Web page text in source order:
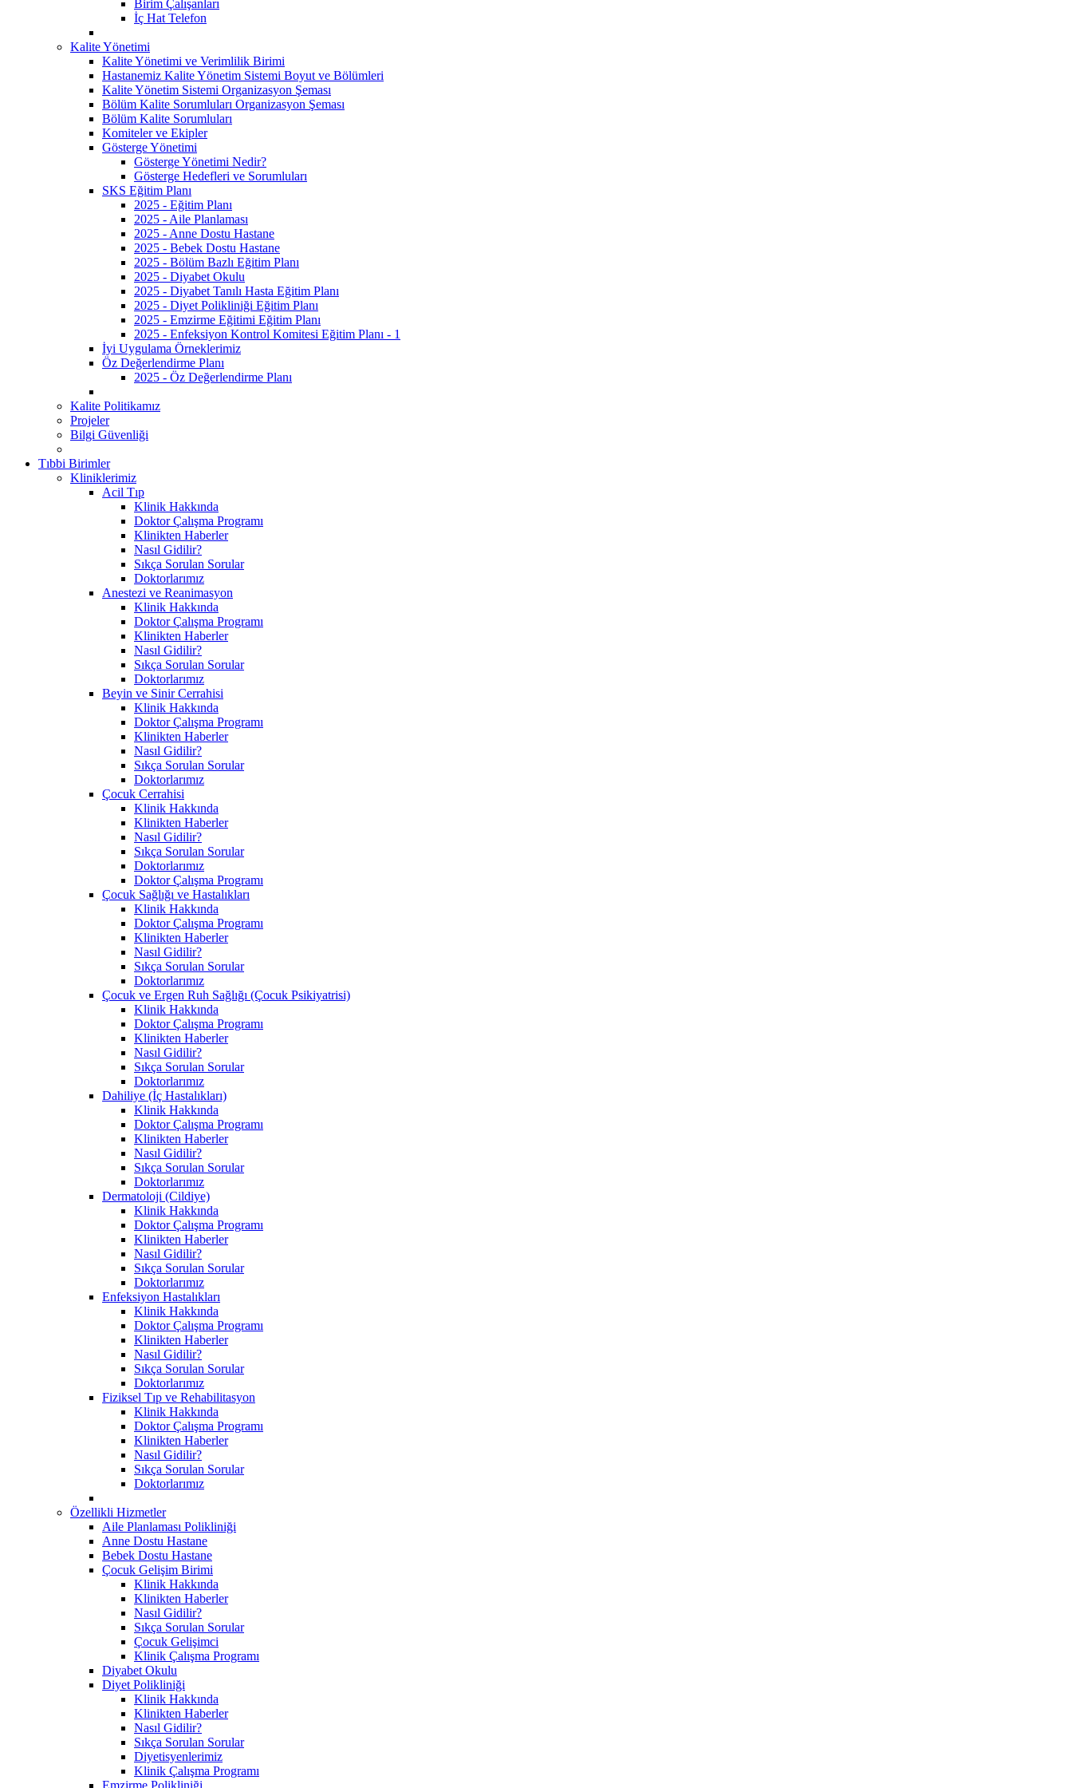
Birim Çalışanları
İç Hat Telefon
Kalite Yönetimi
Kalite Yönetimi ve Verimlilik Birimi
Hastanemiz Kalite Yönetim Sistemi Boyut ve Bölümleri
Kalite Yönetim Sistemi Organizasyon Şeması
Bölüm Kalite Sorumluları Organizasyon Şeması
Bölüm Kalite Sorumluları
Komiteler ve Ekipler
Gösterge Yönetimi
Gösterge Yönetimi Nedir?
Gösterge Hedefleri ve Sorumluları
SKS Eğitim Planı
2025 - Eğitim Planı
2025 - Aile Planlaması
2025 - Anne Dostu Hastane
2025 - Bebek Dostu Hastane
2025 - Bölüm Bazlı Eğitim Planı
2025 - Diyabet Okulu
2025 - Diyabet Tanılı Hasta Eğitim Planı
2025 - Diyet Polikliniği Eğitim Planı
2025 - Emzirme Eğitimi Eğitim Planı
2025 - Enfeksiyon Kontrol Komitesi Eğitim Planı - 1
İyi Uygulama Örneklerimiz
Öz Değerlendirme Planı
2025 - Öz Değerlendirme Planı
Kalite Politikamız
Projeler
Bilgi Güvenliği
Tıbbi Birimler
Kliniklerimiz
Acil Tıp
Klinik Hakkında
Doktor Çalışma Programı
Klinikten Haberler
Nasıl Gidilir?
Sıkça Sorulan Sorular
Doktorlarımız
Anestezi ve Reanimasyon
Klinik Hakkında
Doktor Çalışma Programı
Klinikten Haberler
Nasıl Gidilir?
Sıkça Sorulan Sorular
Doktorlarımız
Beyin ve Sinir Cerrahisi
Klinik Hakkında
Doktor Çalışma Programı
Klinikten Haberler
Nasıl Gidilir?
Sıkça Sorulan Sorular
Doktorlarımız
Çocuk Cerrahisi
Klinik Hakkında
Klinikten Haberler
Nasıl Gidilir?
Sıkça Sorulan Sorular
Doktorlarımız
Doktor Çalışma Programı
Çocuk Sağlığı ve Hastalıkları
Klinik Hakkında
Doktor Çalışma Programı
Klinikten Haberler
Nasıl Gidilir?
Sıkça Sorulan Sorular
Doktorlarımız
Çocuk ve Ergen Ruh Sağlığı (Çocuk Psikiyatrisi)
Klinik Hakkında
Doktor Çalışma Programı
Klinikten Haberler
Nasıl Gidilir?
Sıkça Sorulan Sorular
Doktorlarımız
Dahiliye (İç Hastalıkları)
Klinik Hakkında
Doktor Çalışma Programı
Klinikten Haberler
Nasıl Gidilir?
Sıkça Sorulan Sorular
Doktorlarımız
Dermatoloji (Cildiye)
Klinik Hakkında
Doktor Çalışma Programı
Klinikten Haberler
Nasıl Gidilir?
Sıkça Sorulan Sorular
Doktorlarımız
Enfeksiyon Hastalıkları
Klinik Hakkında
Doktor Çalışma Programı
Klinikten Haberler
Nasıl Gidilir?
Sıkça Sorulan Sorular
Doktorlarımız
Fiziksel Tıp ve Rehabilitasyon
Klinik Hakkında
Doktor Çalışma Programı
Klinikten Haberler
Nasıl Gidilir?
Sıkça Sorulan Sorular
Doktorlarımız
Özellikli Hizmetler
Aile Planlaması Polikliniği
Anne Dostu Hastane
Bebek Dostu Hastane
Çocuk Gelişim Birimi
Klinik Hakkında
Klinikten Haberler
Nasıl Gidilir?
Sıkça Sorulan Sorular
Çocuk Gelişimci
Klinik Çalışma Programı
Diyabet Okulu
Diyet Polikliniği
Klinik Hakkında
Klinikten Haberler
Nasıl Gidilir?
Sıkça Sorulan Sorular
Diyetisyenlerimiz
Klinik Çalışma Programı
Emzirme Polikliniği